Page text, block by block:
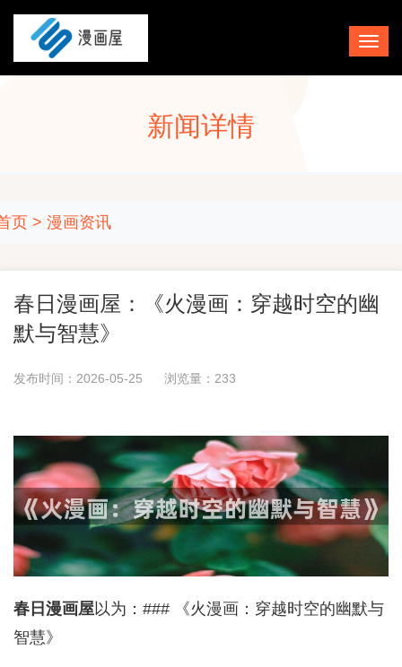
新闻详情
页 > 漫画资讯
春日漫画屋：《火漫画：穿越时空的幽
默与智慧》
发布时间：2026-05-25 浏览量： 233
春日漫画屋以为：### 《火漫画：穿越时空的幽默与
智慧》